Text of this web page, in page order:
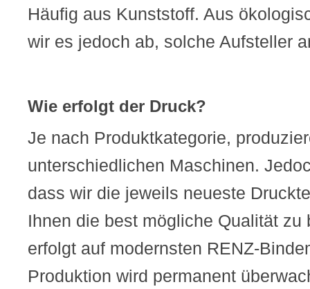
Häufig aus Kunststoff. Aus
wir es jedoch ab, solche Aufsteller
Wie erfolgt der Druck?
Je nach Produktkategorie,
unterschiedlichen Maschinen.
dass wir die jeweils neueste
Ihnen die best mögliche Qualität zu
erfolgt auf modernsten RENZ-
Produktion wird permanent